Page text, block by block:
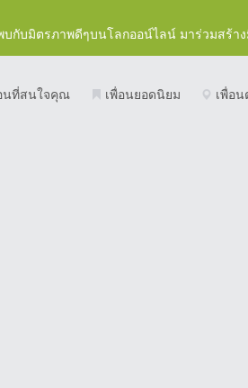
บกับมิตรภาพดีๆบนโลกออน์ไลน์ มาร่วมสร้าง
นที่สนใจคุณ เพื่อนยอดนิยม เพื่อ